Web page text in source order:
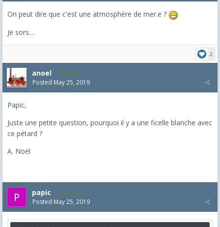
On peut dire que c'est une atmosphère de mer.e ?
Je sors....
2
anoel 407
Posted May 25, 2019
Papic,
Juste une petite question, pourquoi il y a une ficelle blanche avec
ce pétard ?
A. Noël
papic 1,372
Posted May 25, 2019